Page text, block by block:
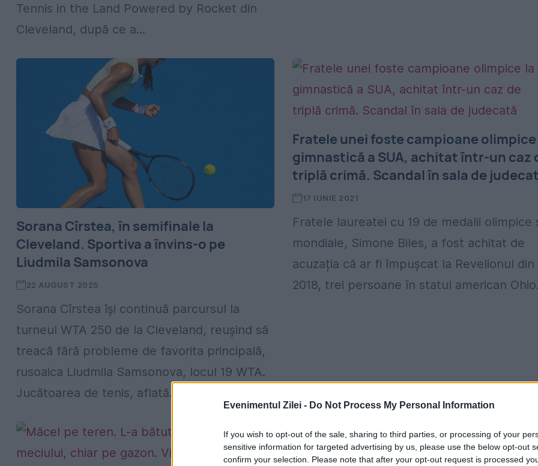
Evenimentul Zilei - Do Not Process My Personal Information
If you wish to opt-out of the sale, sharing to third parties, or processing of your
sensitive information for targeted advertising by us, please use the below opt-out
confirm your selection. Please note that after your opt-out request is processed
Tennis in the Land Powered by Rocket din
Cleveland, după ce a...
Sorana Cîrstea, în semifinale la
Cleveland. Sportiva a învins-o pe
Liudmila Samsonova
22 AUGUST 2025
Sorana Cîrstea își continuă parcursul la
turneul WTA 250 de la Cleveland, reușind să
treacă fără probleme de favorita principală,
rusoaica Liudmila Samsonova, locul 19 WTA.
Jucătoarea de tenis, aflată...
Fratele unei foste campioane olimpice
gimnastică a SUA, achitat într-un caz
triplă crimă. Scandal în sala de
17 IUNIE 2021
Fratele laureatei cu 19 de medalii olimpice
mondiale, Simone Biles, a fost achitat de
acuzația că ar fi împușcat la Revelionul din
2018, trei persoane în statul american